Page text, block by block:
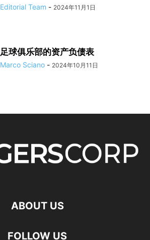
Editorial Team - 2024年11月1日
足球俱乐部的资产负债表
Marco Sciano - 2024年10月11日
ABOUT US
FOLLOW US